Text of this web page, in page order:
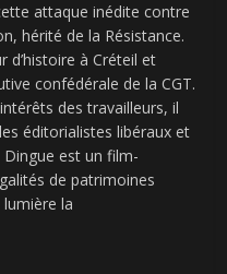
attaque inédite contre
hérité de la Résistance.
d’histoire à Créteil et
confédérale de la CGT.
des travailleurs, il
éditorialistes libéraux et
est un film-
de patrimoines
la